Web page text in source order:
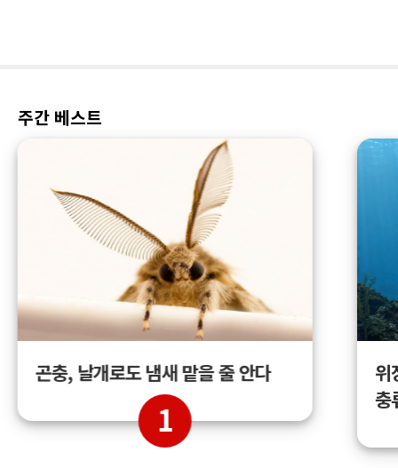
주간 베스트
곤충, 날개로도 냄새 맡을 줄 안다
1
위
충